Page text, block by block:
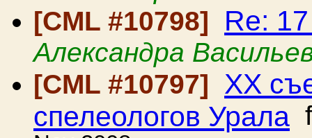
[CML #10798]
Re:
Александра
[CML #10797]
ХХ
спелеологов Урала